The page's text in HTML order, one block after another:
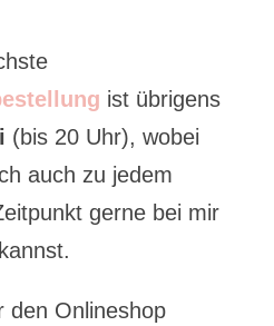
ist übrigens
(bis 20 Uhr), wobei
auch zu jedem
gerne bei mir
den Onlineshop